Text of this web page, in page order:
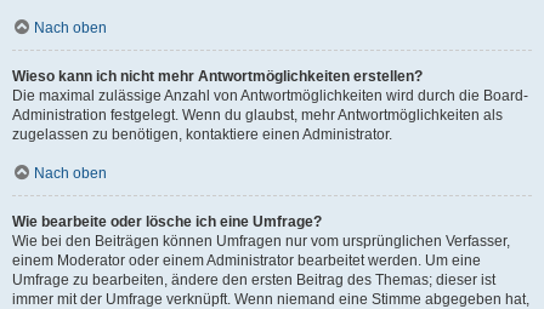
Nach oben
Wieso kann ich nicht mehr Antwortmöglichkeiten erstellen?
Die maximal zulässige Anzahl von Antwortmöglichkeiten wird durch die Board-
Administration festgelegt. Wenn du glaubst, mehr Antwortmöglichkeiten als
zugelassen zu benötigen, kontaktiere einen Administrator.
Nach oben
Wie bearbeite oder lösche ich eine Umfrage?
Wie bei den Beiträgen können Umfragen nur vom ursprünglichen Verfasser,
einem Moderator oder einem Administrator bearbeitet werden. Um eine
Umfrage zu bearbeiten, ändere den ersten Beitrag des Themas; dieser ist
immer mit der Umfrage verknüpft. Wenn niemand eine Stimme abgegeben hat,